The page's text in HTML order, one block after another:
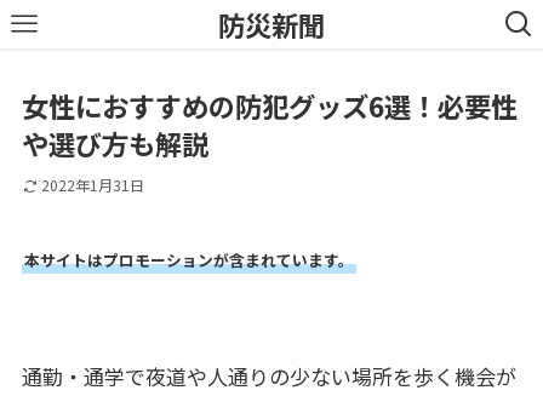
防災新聞
女性におすすめの防犯グッズ6選！必要性
や選び方も解説
2022年1月31日
本サイトはプロモーションが含まれています。
通勤・通学で夜道や人通りの少ない場所を歩く機会が